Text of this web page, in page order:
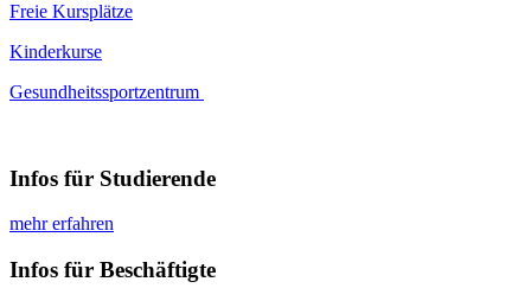
Freie Kursplätze
Kinderkurse
Gesundheitssportzentrum
Infos für Studierende
mehr erfahren
Infos für Beschäftigte